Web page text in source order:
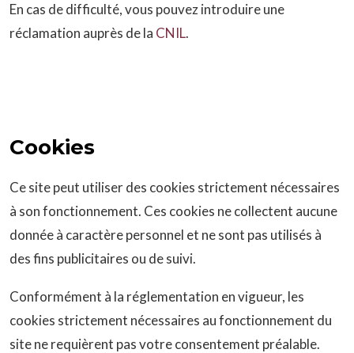
En cas de difficulté, vous pouvez introduire une
réclamation auprès de la CNIL.
Cookies
Ce site peut utiliser des cookies strictement nécessaires
à son fonctionnement. Ces cookies ne collectent aucune
donnée à caractère personnel et ne sont pas utilisés à
des fins publicitaires ou de suivi.
Conformément à la réglementation en vigueur, les
cookies strictement nécessaires au fonctionnement du
site ne requièrent pas votre consentement préalable.